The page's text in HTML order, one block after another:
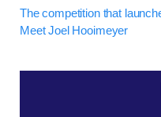
The competition that
Meet Joel Hooimeyer